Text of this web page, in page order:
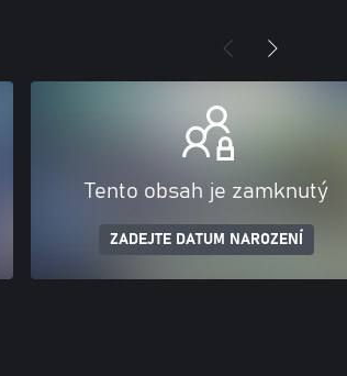
Tento obsah je zamknutý
ZADEJTE DATUM NAROZENÍ